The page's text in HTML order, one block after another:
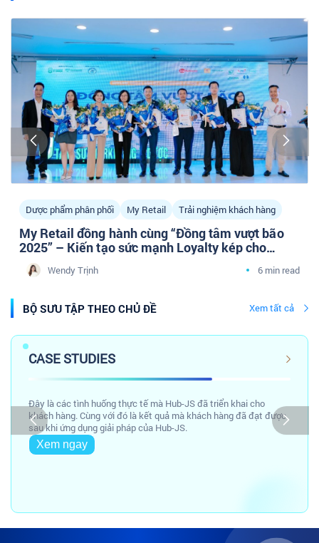
Dược phẩm phân phối My Retail Trải nghiệm khách hàng
My Retail đồng hành cùng “Đồng tâm vượt bão
2025” – Kiến tạo sức mạnh Loyalty kép cho
doanh nghiệp Dược phân phối cùng cộng đồng
Tâm sự Marketing Y Dược
Wendy Trịnh 6 min read
BỘ SƯU TẬP THEO CHỦ ĐỀ Xem tất cả
CASE STUDIES
Đây là các tình huống thực tế mà Hub-JS đã triển khai cho
khách hàng. Cùng với đó là kết quả mà khách hàng đã đạt được
sau khi ứng dụng giải pháp của Hub-JS.
Xem ngay